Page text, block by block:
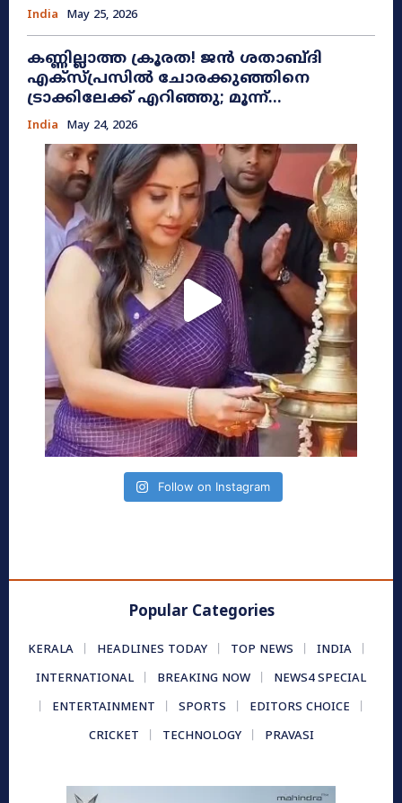
India May 25, 2026
കണ്ണില്ലാത്ത ക്രൂരത! ജൻ ശതാബ്ദി
എക്സ്പ്രസിൽ ചോരക്കുഞ്ഞിനെ
ട്രാക്കിലേക്ക് എറിഞ്ഞു; മൂന്ന്...
India May 24, 2026
Follow on Instagram
Popular Categories
KERALA HEADLINES TODAY TOP NEWS
INDIA
INTERNATIONAL
BREAKING NOW
NEWS4 SPECIAL
ENTERTAINMENT
SPORTS
EDITORS CHOICE
CRICKET
TECHNOLOGY PRAVASI